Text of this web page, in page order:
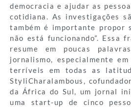
democracia e ajudar as
cotidiana. As investigações
também é importante propor
não está funcionando”. Essa
resume em poucas
jornalismo, especialmente
terríveis em todas as
StyliCharalambous,
da África do Sul, um jornal
uma start-up de cinco